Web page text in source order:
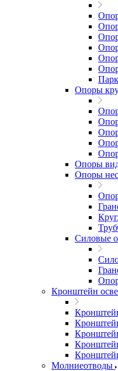
Опоры
Опоры
Опоры
Силовые
Кронштейн
Молниеотводы